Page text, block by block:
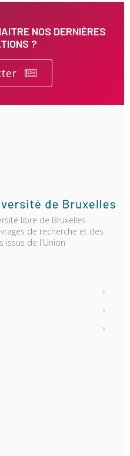
NOS DERNIÈRES
?
libre de Bruxelles
de recherche et des
issus de l'Union